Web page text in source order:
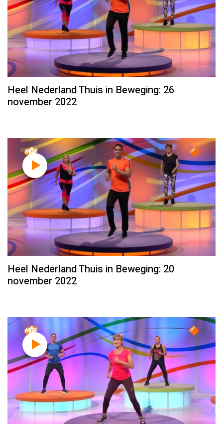
Heel Nederland Thuis in Beweging: 26
november 2022
Heel Nederland Thuis in Beweging: 20
november 2022